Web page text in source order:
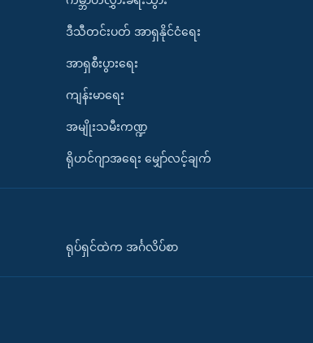
ဒီသီတင်းပတ် အာရှနိုင်ငံရေး
အာရှစီးပွားရေး
ကျန်းမာရေး
အမျိုးသမီးကဏ္ဍ
ရိုဟင်ဂျာအရေး မျှော်လင့်ချက်
ရုပ်ရှင်ထဲက အင်္ဂလိပ်စာ